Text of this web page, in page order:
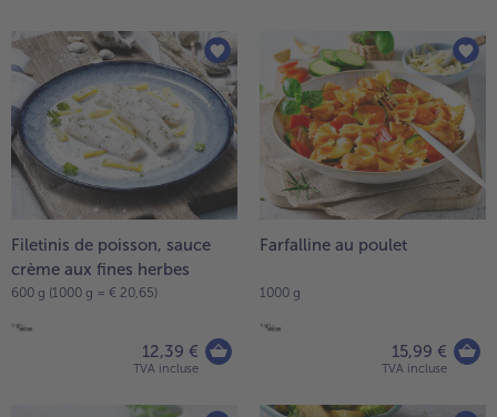
- 5 € à l’achat de 7 menus au choix
Filetinis de poisson, sauce
crème aux fines herbes
600 g (1000 g = € 20,65)
12,39 €
TVA incluse
Farfalline au poulet
1000 g
15,99 €
TVA incluse